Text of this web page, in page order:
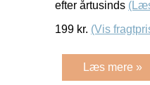
efter årtusinds
199 kr. (Vis
Læs mere »